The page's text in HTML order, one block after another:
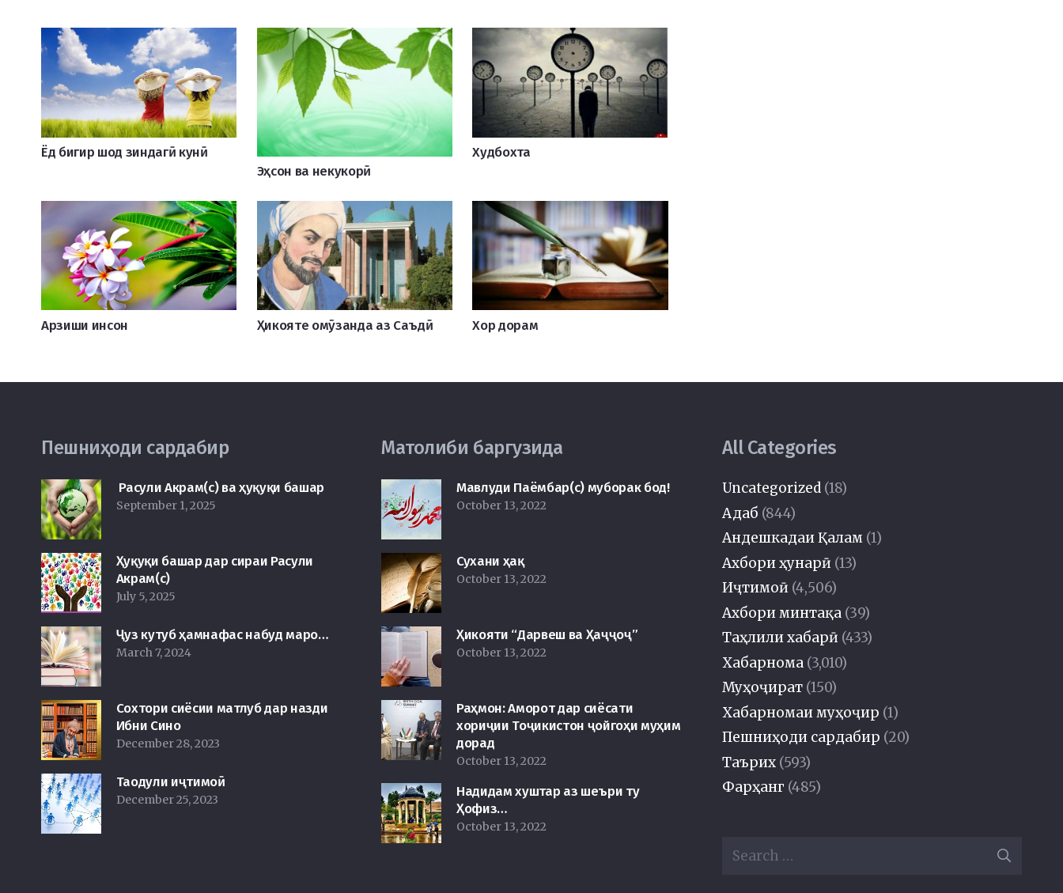
Ёд бигир шод зиндагӣ кунӣ
Эҳсон ва некукорӣ
Худбохта
Арзиши инсон Ҳикояте омӯзанда аз Саъдӣ Хор дорам
Пешниҳоди сардабир
Расули Акрам(с) ва ҳуқуқи башар
September 1, 2025
Ҳуқуқи башар дар сираи Расули
Акрам(с)
July 5, 2025
Ҷуз кутуб ҳамнафас набуд маро…
March 7, 2024
Сохтори сиёсии матлуб дар назди
Ибни Сино
December 28, 2023
Таодули иҷтимоӣ
December 25, 2023
Матолиби баргузида
Мавлуди Паёмбар(с) муборак бод!
October 13, 2022
Сухани ҳақ
October 13, 2022
Ҳикояти “Дарвеш ва Ҳаҷҷоҷ”
October 13, 2022
Раҳмон: Аморот дар сиёсати
хориҷии Тоҷикистон ҷойгоҳи муҳим
дорад
October 13, 2022
Надидам хуштар аз шеъри ту
Ҳофиз…
October 13, 2022
All Categories
Uncategorized(18)
Адаб (844)
Андешкадаи Қалам(1)
Ахбори ҳунарӣ (13)
Иҷтимоӣ (4,506)
Ахбори минтақа(39)
Таҳлили хабарӣ (433)
Хабарнома(3,010)
Муҳоҷират(150)
Хабарномаи муҳоҷир (1)
Пешниҳоди сардабир (20)
Таърих(593)
Фарҳанг (485)
Search